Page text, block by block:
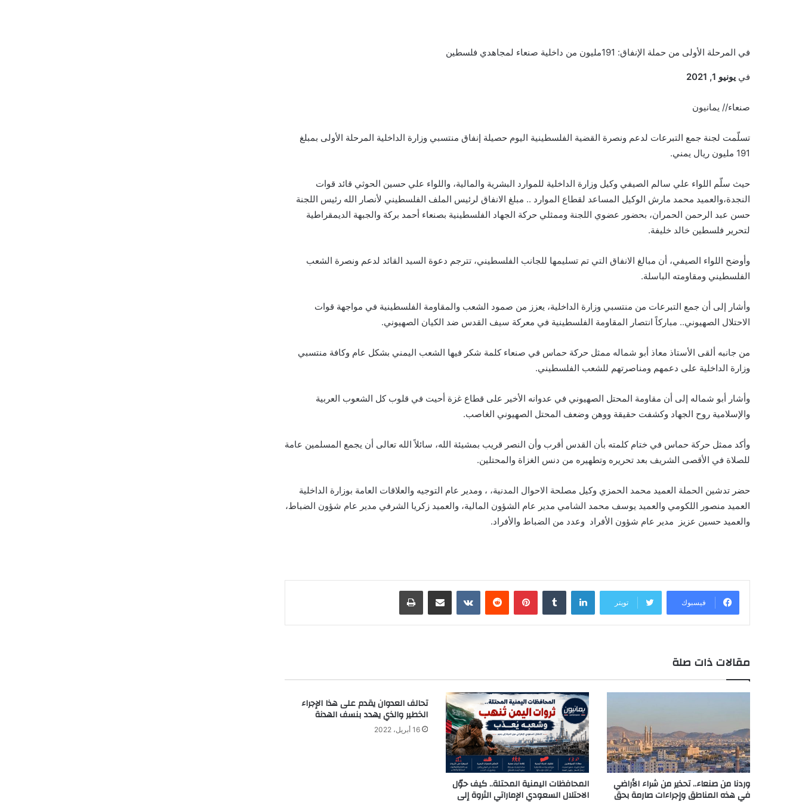
في المرحلة الأولى من حملة الإنفاق: 191مليون من داخلية صنعاء لمجاهدي فلسطين
في يونيو 1, 2021
صنعاء// يمانيون
تسلّمت لجنة جمع التبرعات لدعم ونصرة القضية الفلسطينية اليوم حصيلة إنفاق منتسبي وزارة الداخلية المرحلة الأولى بمبلغ
191 مليون ريال يمني.
حيث سلّم اللواء علي سالم الصيفي وكيل وزارة الداخلية للموارد البشرية والمالية، واللواء علي حسين الحوثي قائد قوات
النجدة،والعميد محمد مارش الوكيل المساعد لقطاع الموارد .. مبلغ الانفاق لرئيس الملف الفلسطيني لأنصار الله رئيس اللجنة
حسن عبد الرحمن الحمران، بحضور عضوي اللجنة وممثلي حركة الجهاد الفلسطينية بصنعاء أحمد بركة والجبهة الديمقراطية
لتحرير فلسطين خالد خليفة.
وأوضح اللواء الصيفي، أن مبالغ الانفاق التي تم تسليمها للجانب الفلسطيني، تترجم دعوة السيد القائد لدعم ونصرة الشعب
الفلسطيني ومقاومته الباسلة.
وأشار إلى أن جمع التبرعات من منتسبي وزارة الداخلية، يعزز من صمود الشعب والمقاومة الفلسطينية في مواجهة قوات
الاحتلال الصهيوني.. مباركاً انتصار المقاومة الفلسطينية في معركة سيف القدس ضد الكيان الصهيوني.
من جانبه ألقى الأستاذ معاذ أبو شماله ممثل حركة حماس في صنعاء كلمة شكر فيها الشعب اليمني بشكل عام وكافة منتسبي
وزارة الداخلية على دعمهم ومناصرتهم للشعب الفلسطيني.
وأشار أبو شماله إلى أن مقاومة المحتل الصهيوني في عدوانه الأخير على قطاع غزة أحيت في قلوب كل الشعوب العربية
والإسلامية روح الجهاد وكشفت حقيقة ووهن وضعف المحتل الصهيوني الغاصب.
وأكد ممثل حركة حماس في ختام كلمته بأن القدس أقرب وأن النصر قريب بمشيئة الله، سائلاً الله تعالى أن يجمع المسلمين عامة
للصلاة في الأقصى الشريف بعد تحريره وتطهيره من دنس الغزاة والمحتلين.
حضر تدشين الحملة العميد محمد الحمزي وكيل مصلحة الاحوال المدنية، ، ومدير عام التوجيه والعلاقات العامة بوزارة الداخلية
العميد منصور اللكومي والعميد يوسف محمد الشامي مدير عام الشؤون المالية، والعميد زكريا الشرفي مدير عام شؤون الضباط،
والعميد حسين عزيز مدير عام شؤون الأفراد وعدد من الضباط والأفراد.
فيسبوك تويتر
لينكدإن بينتيريست
مقالات ذات صلة
وردنا من صنعاء.. تحذير من شراء الأراضي
في هذه المناطق وإجراءات صارمة بحق
المحافظات اليمنية المحتلة.. كيف حوّل
الاحتلال السعودي الإماراتي الثروة إلى
تحالف العدوان يقدم على هذا الإجراء
الخطير والذي يهدد بنسف الهدنة
16 أبريل، 2022